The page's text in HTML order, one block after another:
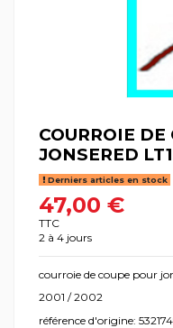
COURROIE DE
JONSERED
Derniers articles en stock
47,00 €
TTC
2 à 4 jours
courroie de coupe pour
2001 / 2002
référence d'origine: